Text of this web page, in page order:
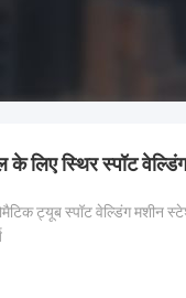
लिए स्थिर स्पॉट
ट्यूब स्पॉट वेल्डिंग मशीन